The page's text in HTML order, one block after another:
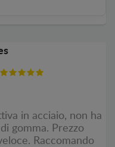
in acciaio, non ha
gomma. Prezzo
Raccomando